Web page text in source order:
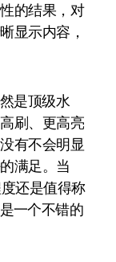
的结果，对
显示内容，
是顶级水
刷、更高亮
有不会明显
满足。当
还是值得称
一个不错的